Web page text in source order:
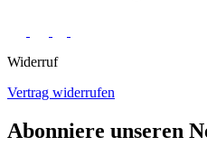
Widerruf
Vertrag widerrufen
Abonniere unseren